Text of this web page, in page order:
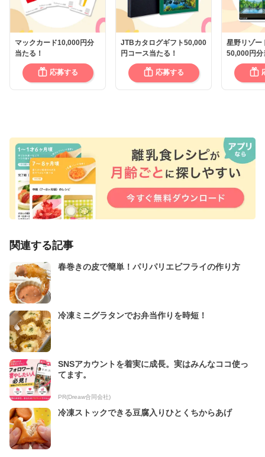
マックカード10,000円分
当たる！
応募する
JTBカタログギフト50,000
円コース当たる！
応募する
星野リゾー
50,000円分
関連する記事
春巻きの皮で簡単！パリパリエビフライの作り方
冷凍ミニグラタンでお弁当作りを時短！
SNSアカウントを着実に成長。実はみんなココ使っ
てます。
PR(Dreaw合同会社)
冷凍ストックできる豆腐入りひとくちからあげ